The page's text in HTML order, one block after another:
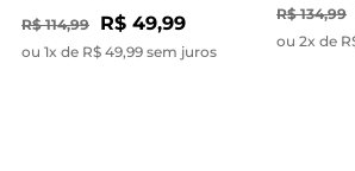
R$ 114,99 R$ 49,99
ou 1x de R$ 49,99 sem juros
R$ 134,99
ou 2x de